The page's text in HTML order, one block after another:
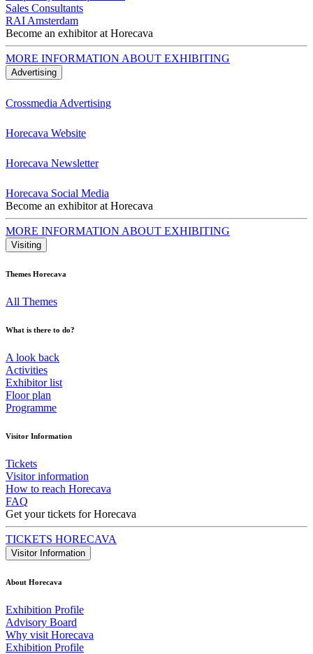
Sales Consultants
RAI Amsterdam
Become an exhibitor at Horecava
MORE INFORMATION ABOUT EXHIBITING
Advertising
Crossmedia Advertising
Horecava Website
Horecava Newsletter
Horecava Social Media
Become an exhibitor at Horecava
MORE INFORMATION ABOUT EXHIBITING
Visiting
Themes Horecava
All Themes
What is there to do?
A look back
Activities
Exhibitor list
Floor plan
Programme
Visitor Information
Tickets
Visitor information
How to reach Horecava
FAQ
Get your tickets for Horecava
TICKETS HORECAVA
Visitor Information
About Horecava
Exhibition Profile
Advisory Board
Why visit Horecava
Exhibition Profile